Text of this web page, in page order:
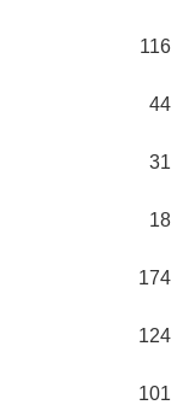
116
44
31
18
174
124
101